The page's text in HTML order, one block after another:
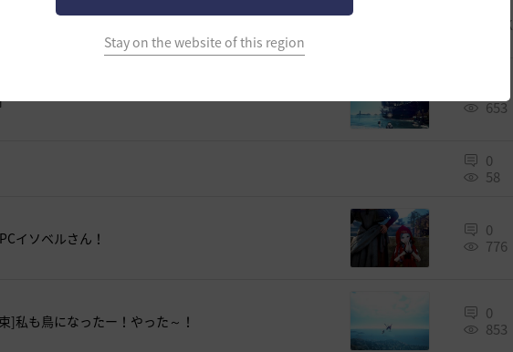
Stay on the website of this region
15分でできるお手軽デイリー（釣りを除く）
4.4K
653
0
58
イソベルさん！
0
776
]私も鳥になったー！やった～！
0
853